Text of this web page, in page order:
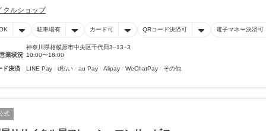
クルショップ
駐車場有 カード可 QRコード決済可 電子マネー決済可
神奈川県相模原市中央区千代田3−13−3
業状況 10:00〜18:00
ド決済 LINE Pay d払い au Pay Alipay WeChatPay その他
式